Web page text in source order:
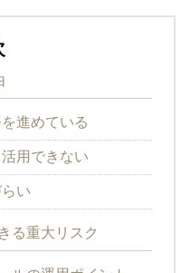
進めている
用できない
い
る重大リスク